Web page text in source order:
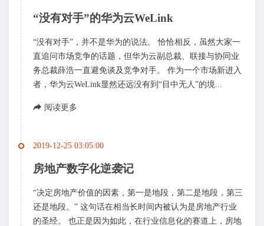
“没有对手”的华为云WeLink
“没有对手”，并不是华为的说法。 恰恰相反，虽然大家一
直追问市场竞争的话题，但华为云副总裁、联接与协同业
务总裁薛浩一直避免谈及竞争对手。 作为一个市场新进入
者，华为云WeLink显然还远没有到“目中无人”的境...
阅读更多
2019-12-25 03:05:00
房地产数字化逆袭记
“决定房地产价值的因素，第一是地段，第二是地段，第三
还是地段。” 这句话在相当长时间内被认为是房地产行业
的圣经。 也正是因为如此，在行业信息化的赛道上，房地